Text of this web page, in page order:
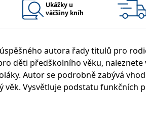
Ukážky u
väčšiny kníh
autora řady titulů pro
děti předškolního věku, naleznete
Autor se podrobně zabývá
Vysvětluje podstatu funkčních
vznik obezity. Jistě oceníte také
které systém přijímá, a zajištění souladu a
aktivit na webu.
pro interní analýzu.
Google Privacy Policy